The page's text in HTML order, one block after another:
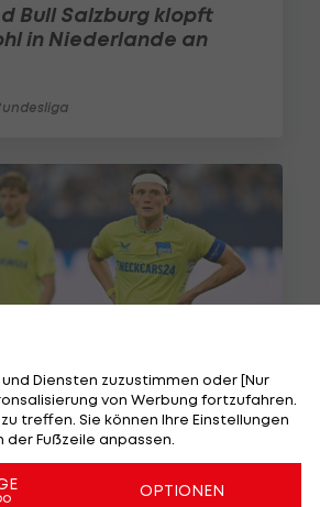
Bull Salzburg klopft
in Niederlande an
Nachfolger von
Wolfsburg
Hertha-
Diensten zuzustimmen oder [Nur
von Werbung fortzufahren.
treffen. Sie können Ihre Einstellungen
Fußzeile anpassen.
OPTIONEN